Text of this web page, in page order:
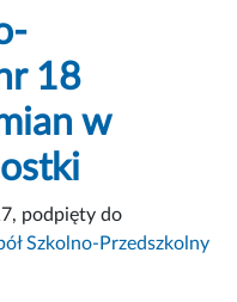
18
w
podpięty do
Szkolno-Przedszkolny